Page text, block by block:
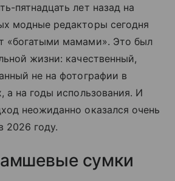
пятнадцать лет назад на
модные редакторы сегодня
«богатыми мамами». Это был
жизни: качественный,
не на фотографии в
а на годы использования. И
неожиданно оказался очень
2026 году.
сумки